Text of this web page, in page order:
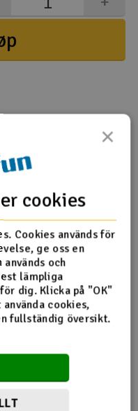
tillbehör
Recensioner
2st
×
cookies
Cookies används för
ge oss en
och
lämpliga
dig. Klicka på "OK"
cookies,
fullständig översikt.